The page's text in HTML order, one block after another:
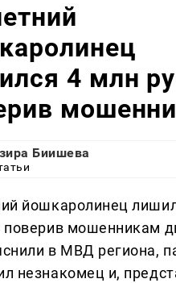
4 млн
Биишева
йошкаролинец
поверив мошенникам
в МВД региона,
незнакомец и,